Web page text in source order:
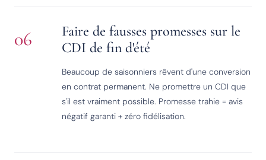
06
Faire de fausses promesses sur le
CDI de fin d'été
Beaucoup de saisonniers rêvent d'une conversion
en contrat permanent. Ne promettre un CDI que
s'il est vraiment possible. Promesse trahie = avis
négatif garanti + zéro fidélisation.